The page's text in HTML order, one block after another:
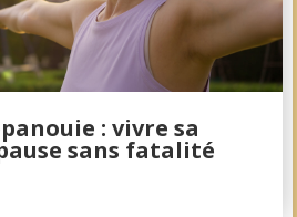
: vivre sa
sans fatalité